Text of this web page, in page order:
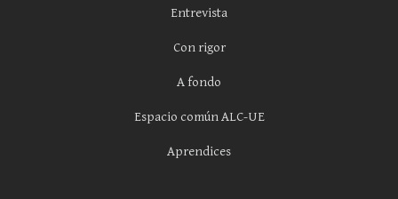
Entrevista
Con rigor
A fondo
Espacio común ALC-UE
Aprendices